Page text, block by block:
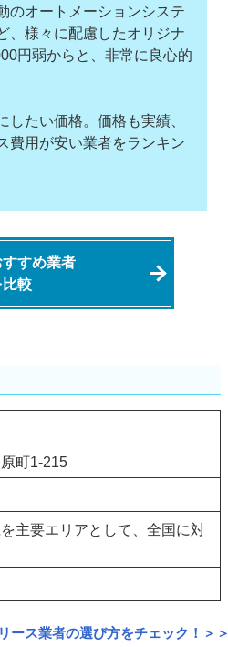
のオートメーションシステ
、様々に配慮したオリジナ
円弱からと、非常に良心的
たい価格。価格も実績、
費用が安い業者をランキン
すめ業者
較
町1-215
主要エリアとして、全国に対
ース業者の選び方をチェック！＞＞